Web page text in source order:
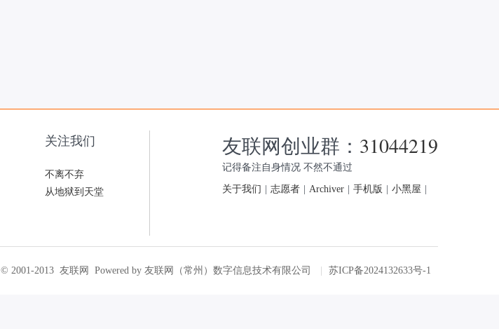
关注我们
不离不弃
从地狱到天堂
友联网创业群： 31044219
记得备注自身情况 不然不通过
关于我们 志愿者 Archiver 手机版 小黑屋
© 2001-2013 友联网 Powered by 友联网（常州）数字信息技术有限公司 苏ICP备2024132633号-1